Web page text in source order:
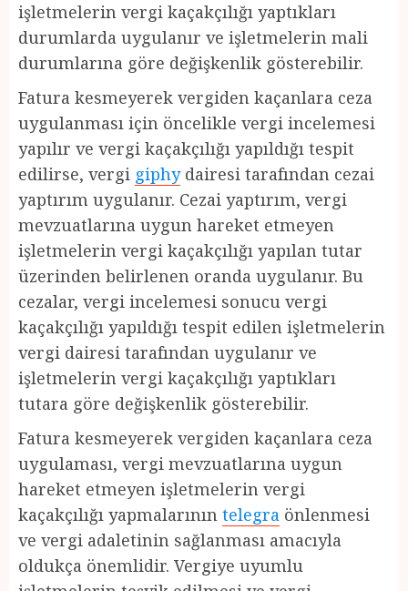
işletmelerin vergi kaçakçılığı yaptıkları
durumlarda uygulanır ve işletmelerin mali
durumlarına göre değişkenlik gösterebilir.
Fatura kesmeyerek vergiden kaçanlara ceza
uygulanması için öncelikle vergi incelemesi
yapılır ve vergi kaçakçılığı yapıldığı tespit
edilirse, vergi giphydairesi tarafından cezai
yaptırım uygulanır. Cezai yaptırım, vergi
mevzuatlarına uygun hareket etmeyen
işletmelerin vergi kaçakçılığı yapılan tutar
üzerinden belirlenen oranda uygulanır. Bu
cezalar, vergi incelemesi sonucu vergi
kaçakçılığı yapıldığı tespit edilen işletmelerin
vergi dairesi tarafından uygulanır ve
işletmelerin vergi kaçakçılığı yaptıkları
tutara göre değişkenlik gösterebilir.
Fatura kesmeyerek vergiden kaçanlara ceza
uygulaması, vergi mevzuatlarına uygun
hareket etmeyen işletmelerin vergi
kaçakçılığı yapmalarının telegra önlenmesi
ve vergi adaletinin sağlanması amacıyla
oldukça önemlidir. Vergiye uyumlu